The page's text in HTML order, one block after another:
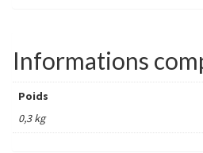
Informations
Poids
0,3 kg